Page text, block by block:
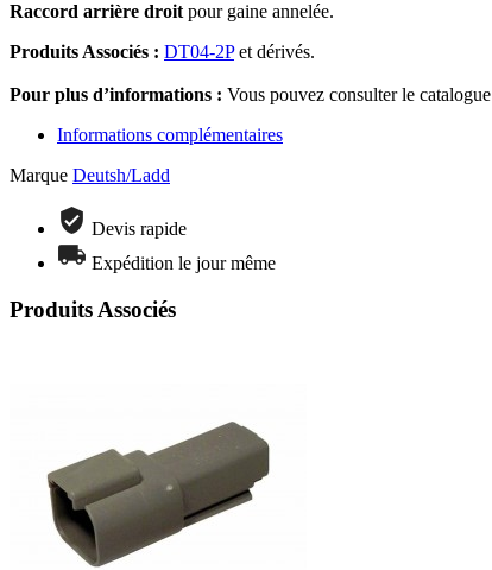
Raccord arrière droitpour gaine annelée.
Produits Associés : DT04-2Pet dérivés.
Pour plus d’informations : Vous pouvez consulter le catalogue
Informations complémentaires
Marque Deutsh/Ladd
Devis rapide
Expédition le jour même
Produits Associés